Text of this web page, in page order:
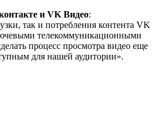
и VK Видео:
так и потребления контента VK
телекоммуникационными
процесс просмотра видео еще
для нашей аудитории».